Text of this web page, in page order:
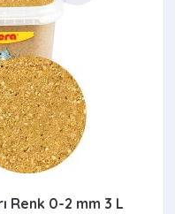
Renk 0-2 mm 3 L